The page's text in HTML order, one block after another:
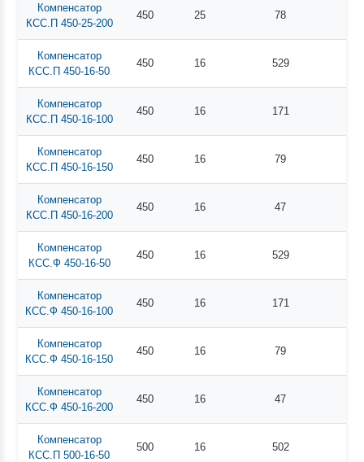
Компенсатор
КСС.П 450-25-200
450 25 78
Компенсатор
КСС.П 450-16-50
450 16 529
Компенсатор
КСС.П 450-16-100
450 16 171
Компенсатор
КСС.П 450-16-150
450 16 79
Компенсатор
КСС.П 450-16-200
450 16 47
Компенсатор
КСС.Ф 450-16-50
450 16 529
Компенсатор
КСС.Ф 450-16-100
450 16 171
Компенсатор
КСС.Ф 450-16-150
450 16 79
Компенсатор
КСС.Ф 450-16-200
450 16 47
Компенсатор
КСС.П 500-16-50
500 16 502